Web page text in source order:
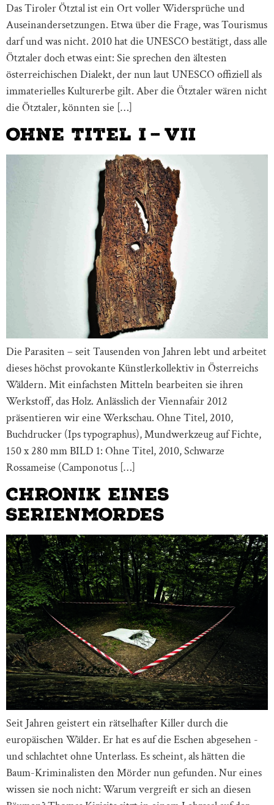
Das Tiroler Ötztal ist ein Ort voller Widersprüche und
Auseinandersetzungen. Etwa über die Frage, was Tourismus
darf und was nicht. 2010 hat die UNESCO bestätigt, dass alle
Ötztaler doch etwas eint: Sie sprechen den ältesten
österreichischen Dialekt, der nun laut UNESCO offiziell als
immaterielles Kulturerbe gilt. Aber die Ötztaler wären nicht
die Ötztaler, könnten sie […]
Ohne Titel I – VII
Die Parasiten – seit Tausenden von Jahren lebt und arbeitet
dieses höchst provokante Künstlerkollektiv in Österreichs
Wäldern. Mit einfachsten Mitteln bearbeiten sie ihren
Werkstoff, das Holz. Anlässlich der Viennafair 2012
präsentieren wir eine Werkschau. Ohne Titel, 2010,
Buchdrucker (Ips typographus), Mundwerkzeug auf Fichte,
150 x 280 mm BILD 1: Ohne Titel, 2010, Schwarze
Rossameise (Camponotus […]
Chronik eines
Serienmordes
Seit Jahren geistert ein rätselhafter Killer durch die
europäischen Wälder. Er hat es auf die Eschen abgesehen ­
und schlachtet ohne Unterlass. Es scheint, als hätten die
Baum-Kriminalisten den Mörder nun gefunden. Nur eines
wissen sie noch nicht: Warum vergreift er sich an diesen